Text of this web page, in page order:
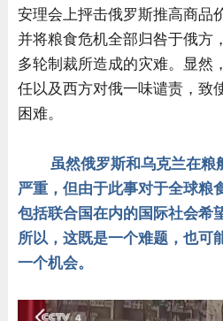
安理会上抨击俄罗斯推高商品
并将粮食危机全部归咎于俄方
多轮制裁所造成的灾难。显然
任以及西方对俄一味谴责，致
困难。
虽然俄罗斯和乌克兰在粮
严重，但由于此事对于全球粮
包括联合国在内的国际社会希
所以，这既是一个难题，也可
一个机会。